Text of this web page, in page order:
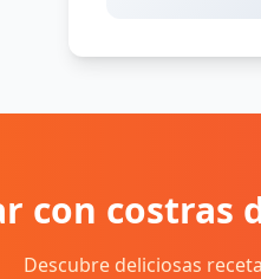
con
Descubre deliciosas